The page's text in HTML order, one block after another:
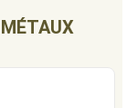
MÉTAUX